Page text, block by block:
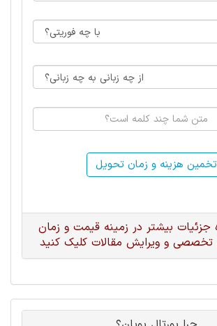
تخمین هزینه و زمان تحویل
جزئیات بیشتر در زمینه قیمت و زمان
تخصصی و ویرایش مقالات کلیک کنید